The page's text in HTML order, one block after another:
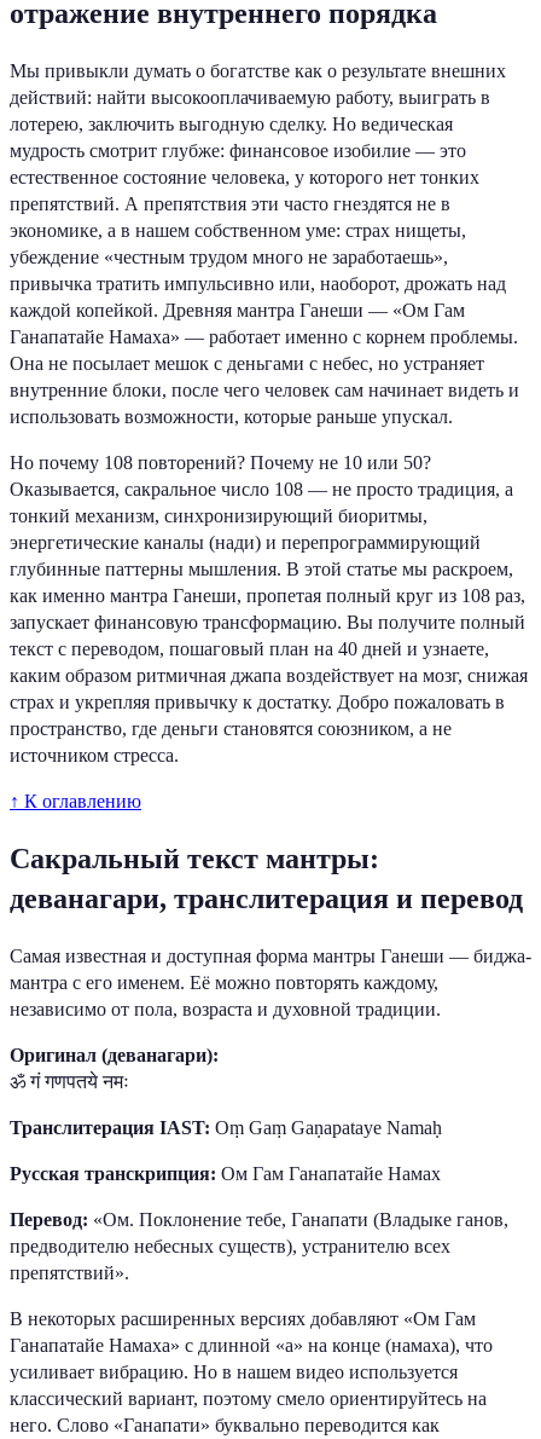
отражение внутреннего порядка
Мы привыкли думать о богатстве как о результате внешних
действий: найти высокооплачиваемую работу, выиграть в
лотерею, заключить выгодную сделку. Но ведическая
мудрость смотрит глубже: финансовое изобилие — это
естественное состояние человека, у которого нет тонких
препятствий. А препятствия эти часто гнездятся не в
экономике, а в нашем собственном уме: страх нищеты,
убеждение «честным трудом много не заработаешь»,
привычка тратить импульсивно или, наоборот, дрожать над
каждой копейкой. Древняя мантра Ганеши — «Ом Гам
Ганапатайе Намаха» — работает именно с корнем проблемы.
Она не посылает мешок с деньгами с небес, но устраняет
внутренние блоки, после чего человек сам начинает видеть и
использовать возможности, которые раньше упускал.
Но почему 108 повторений? Почему не 10 или 50?
Оказывается, сакральное число 108 — не просто традиция, а
тонкий механизм, синхронизирующий биоритмы,
энергетические каналы (нади) и перепрограммирующий
глубинные паттерны мышления. В этой статье мы раскроем,
как именно мантра Ганеши, пропетая полный круг из 108 раз,
запускает финансовую трансформацию. Вы получите полный
текст с переводом, пошаговый план на 40 дней и узнаете,
каким образом ритмичная джапа воздействует на мозг, снижая
страх и укрепляя привычку к достатку. Добро пожаловать в
пространство, где деньги становятся союзником, а не
источником стресса.
↑ К оглавлению
Сакральный текст мантры:
деванагари, транслитерация и перевод
Самая известная и доступная форма мантры Ганеши — биджа-
мантра с его именем. Её можно повторять каждому,
независимо от пола, возраста и духовной традиции.
Оригинал (деванагари):
ॐ गं गणपतये नमः
Транслитерация IAST: Oṃ Gaṃ Gaṇapataye Namaḥ
Русская транскрипция: Ом Гам Ганапатайе Намах
Перевод: «Ом. Поклонение тебе, Ганапати (Владыке ганов,
предводителю небесных существ), устранителю всех
препятствий».
В некоторых расширенных версиях добавляют «Ом Гам
Ганапатайе Намаха» с длинной «а» на конце (намаха), что
усиливает вибрацию. Но в нашем видео используется
классический вариант, поэтому смело ориентируйтесь на
него. Слово «Ганапати» буквально переводится как